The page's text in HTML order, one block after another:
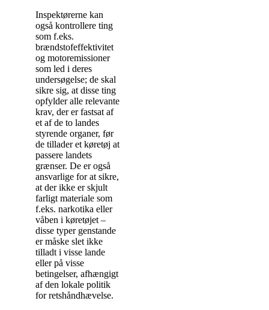
Inspektørerne kan
også kontrollere ting
som f.eks.
brændstofeffektivitet
og motoremissioner
som led i deres
undersøgelse; de skal
sikre sig, at disse ting
opfylder alle relevante
krav, der er fastsat af
et af de to landes
styrende organer, før
de tillader et køretøj at
passere landets
grænser. De er også
ansvarlige for at sikre,
at der ikke er skjult
farligt materiale som
f.eks. narkotika eller
våben i køretøjet –
disse typer genstande
er måske slet ikke
tilladt i visse lande
eller på visse
betingelser, afhængigt
af den lokale politik
for retshåndhævelse.